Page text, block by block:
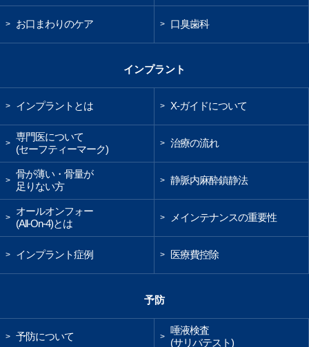
> お口まわりのケア > 口臭歯科
インプラント
> インプラントとは > X-ガイドについて
>
専門医について
(セーフティーマーク)
> 治療の流れ
>
骨が薄い・骨量が
足りない方
> 静脈内麻酔鎮静法
>
オールオンフォー
(All-On-4)とは
> メインテナンスの重要性
> インプラント症例 > 医療費控除
予防
> 予防について >
唾液検査
(サリバテスト)